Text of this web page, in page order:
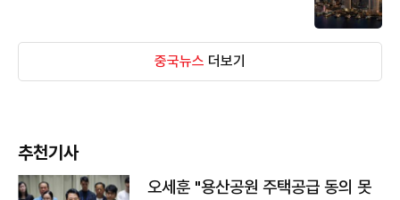
중국뉴스 더보기
추천기사
오세훈 "용산공원 주택공급 동의 못